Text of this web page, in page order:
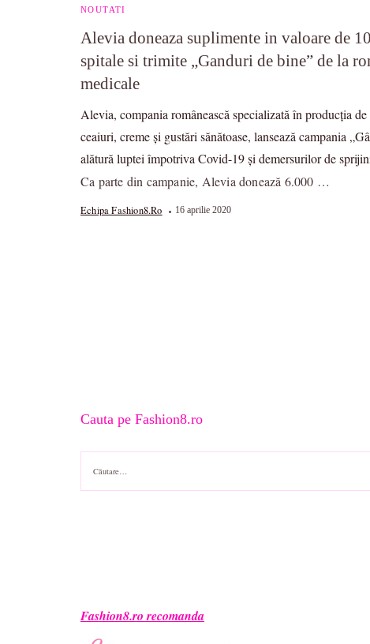
NOUTATI
Alevia doneaza suplimente in valoare de
spitale si trimite „Ganduri de bine” de la
medicale
Alevia, compania românească specializată în producția
ceaiuri, creme și gustări sănătoase, lansează campania
alătură luptei împotriva Covid-19 și demersurilor de
Ca parte din campanie, Alevia donează 6.000 …
Echipa Fashion8.ro 16 aprilie 2020
Cauta pe Fashion8.ro
Caută
după:
Fashion8.ro recomanda